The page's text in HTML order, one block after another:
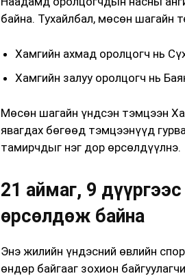
байна. Тухайлбал, мөсөн шагайн
Хамгийн ахмад оролцогч нь
Хамгийн залуу оролцогч нь
Мөсөн шагайн үндсэн тэмцээн
явагдах бөгөөд тэмцээнүүд
тамирчдыг нэг дор өрсөлдүүлнэ.
21 аймаг, 9
өрсөлдөж байна
Энэ жилийн үндэсний өвлийн
өндөр байгааг зохион